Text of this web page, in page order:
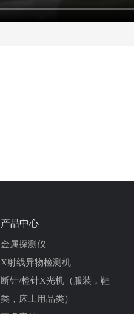
产品中心
金属探测仪
X射线异物检测机
断针/检针X光机（服装，鞋
类，床上用品类）